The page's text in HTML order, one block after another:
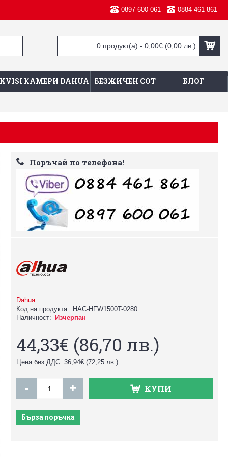
0897 600 061 0884 461 861
0 продукт(а) - 0,00€(0,00 лв.)
КАМЕРИ DAHUA БЕЗЖИЧЕН СОТ БЛОГ
Поръчай по телефона!
Dahua
Код на продукта:
HAC-HFW1500T-0280
Наличност:
Изчерпан
44,33€ (86,70 лв.)
Цена без ДДС: 36,94€ (72,25 лв.)
- + КУПИ
Бърза поръчка